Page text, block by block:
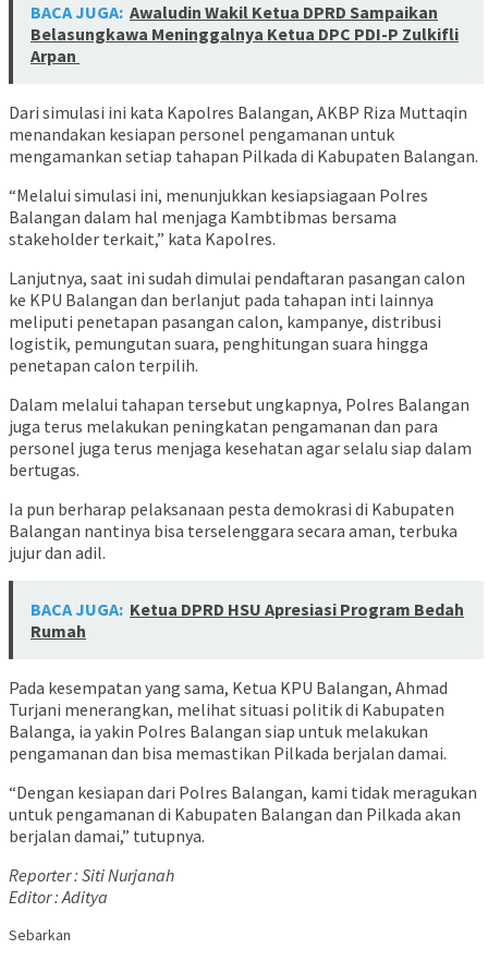
BACA JUGA: Awaludin Wakil Ketua DPRD Sampaikan
Belasungkawa Meninggalnya Ketua DPC PDI-P Zulkifli
Arpan
Dari simulasi ini kata Kapolres Balangan, AKBP Riza Muttaqin
menandakan kesiapan personel pengamanan untuk
mengamankan setiap tahapan Pilkada di Kabupaten Balangan.
“Melalui simulasi ini, menunjukkan kesiapsiagaan Polres
Balangan dalam hal menjaga Kambtibmas bersama
stakeholder terkait,” kata Kapolres.
Lanjutnya, saat ini sudah dimulai pendaftaran pasangan calon
ke KPU Balangan dan berlanjut pada tahapan inti lainnya
meliputi penetapan pasangan calon, kampanye, distribusi
logistik, pemungutan suara, penghitungan suara hingga
penetapan calon terpilih.
Dalam melalui tahapan tersebut ungkapnya, Polres Balangan
juga terus melakukan peningkatan pengamanan dan para
personel juga terus menjaga kesehatan agar selalu siap dalam
bertugas.
Ia pun berharap pelaksanaan pesta demokrasi di Kabupaten
Balangan nantinya bisa terselenggara secara aman, terbuka
jujur dan adil.
BACA JUGA: Ketua DPRD HSU Apresiasi Program Bedah
Rumah
Pada kesempatan yang sama, Ketua KPU Balangan, Ahmad
Turjani menerangkan, melihat situasi politik di Kabupaten
Balanga, ia yakin Polres Balangan siap untuk melakukan
pengamanan dan bisa memastikan Pilkada berjalan damai.
“Dengan kesiapan dari Polres Balangan, kami tidak meragukan
untuk pengamanan di Kabupaten Balangan dan Pilkada akan
berjalan damai,” tutupnya.
Reporter : Siti Nurjanah
Editor : Aditya
Sebarkan